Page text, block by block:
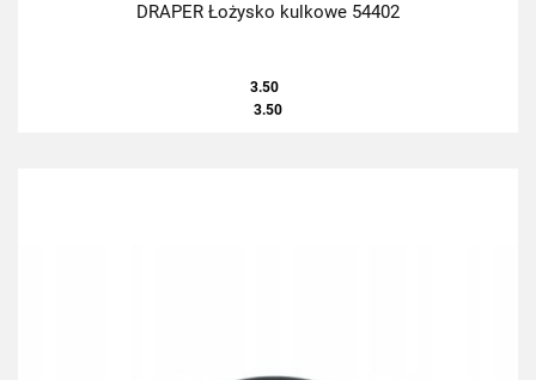
DRAPER Łożysko kulkowe 54402
3.50
3.50